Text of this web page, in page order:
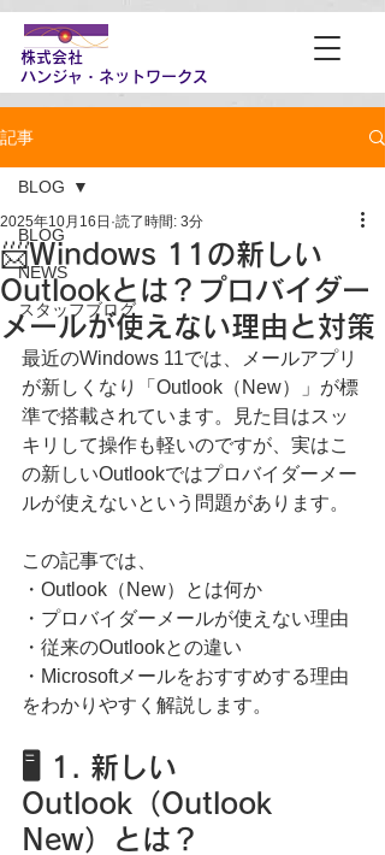
株式会社
​ハンジャ・ネットワークス
記事
BLOG
NEWS
スタッフブログ
BLOG
📨Windows 11の新しい
Outlookとは？プロバイダー
メールが使えない理由と対策
2025年10月16日 読了時間: 3分
最近のWindows 11では、メールアプリ
が新しくなり「Outlook（New）」が標
準で搭載されています。見た目はスッ
キリして操作も軽いのですが、実はこ
の新しいOutlookではプロバイダーメー
ルが使えないという問題があります。
この記事では、
・Outlook（New）とは何か
・プロバイダーメールが使えない理由
・従来のOutlookとの違い
・Microsoftメールをおすすめする理由
をわかりやすく解説します。
🖥️ 1. 新しい
Outlook（Outlook
New）とは？